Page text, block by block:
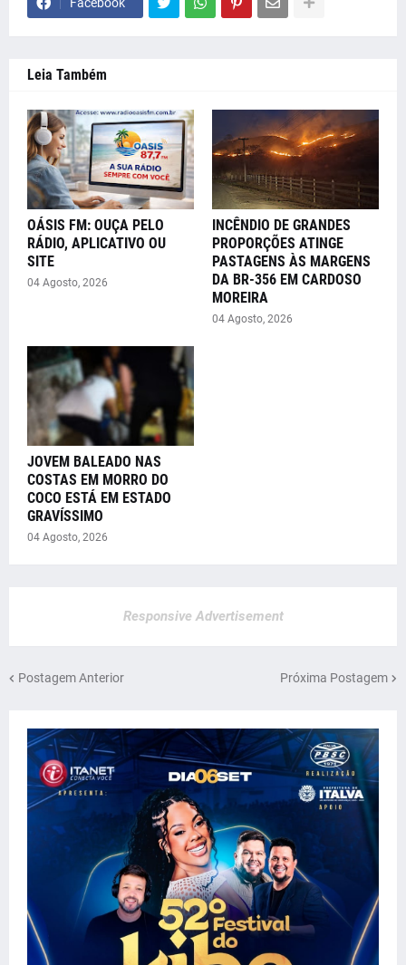
Facebook
Leia Também
OÁSIS FM: OUÇA PELO
RÁDIO, APLICATIVO OU
SITE
04 Agosto, 2026
INCÊNDIO DE GRANDES
PROPORÇÕES ATINGE
PASTAGENS ÀS MARGENS
DA BR-356 EM CARDOSO
MOREIRA
04 Agosto, 2026
JOVEM BALEADO NAS
COSTAS EM MORRO DO
COCO ESTÁ EM ESTADO
GRAVÍSSIMO
04 Agosto, 2026
Responsive Advertisement
Postagem Anterior Próxima Postagem